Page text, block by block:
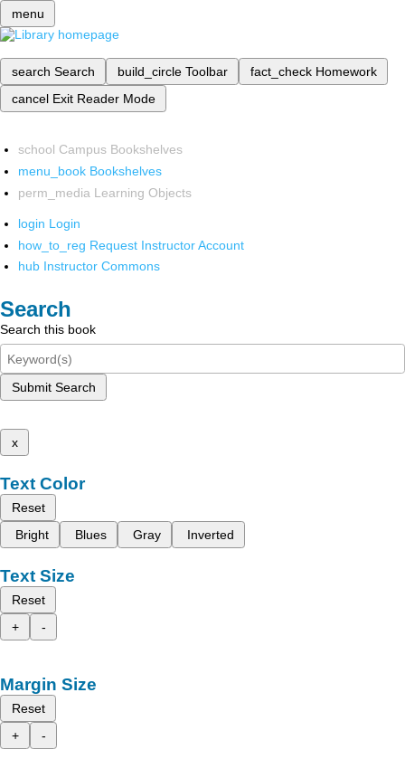
menu
search Search build_circle Toolbar fact_check Homework
cancel Exit Reader Mode
school Campus Bookshelves
menu_book Bookshelves
perm_media Learning Objects
login Login
how_to_reg Request Instructor Account
hub Instructor Commons
Search
Search this book
Submit Search
x
Text Color
Reset
Bright
Blues Gray Inverted
Text Size
Reset
+
-
Margin Size
Reset
+
-